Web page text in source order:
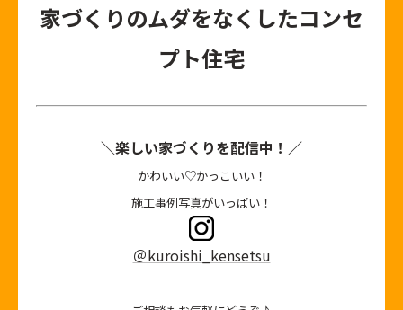
家づくりのムダをなくしたコンセ
プト住宅
＼楽しい家づくりを配信中！／
かわいい♡かっこいい！
施工事例写真がいっぱい！
＠kuroishi_kensetsu